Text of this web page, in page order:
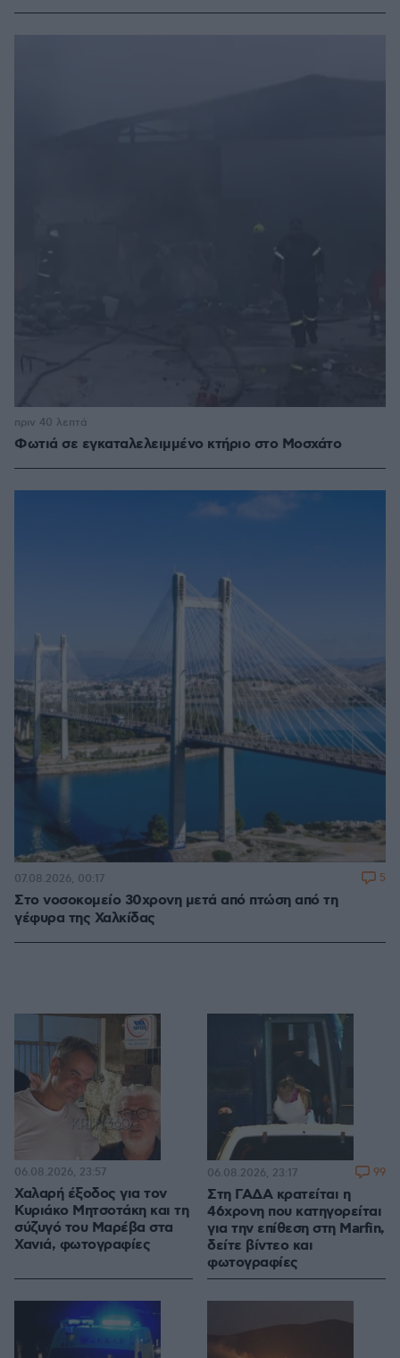
Φωτιά σε εγκαταλελειμμένο κτήριο στο Μοσχάτο
πριν 40 λεπτά
Στο νοσοκομείο 30χρονη μετά από πτώση από τη
γέφυρα της Χαλκίδας
07.08.2026, 00:17 5
Χαλαρή έξοδος για τον
Κυριάκο Μητσοτάκη και τη
σύζυγό του Μαρέβα στα
Χανιά, φωτογραφίες
06.08.2026, 23:57
Στη ΓΑΔΑ κρατείται η
46χρονη που κατηγορείται
για την επίθεση στη Marfin,
δείτε βίντεο και
φωτογραφίες
06.08.2026, 23:17 99